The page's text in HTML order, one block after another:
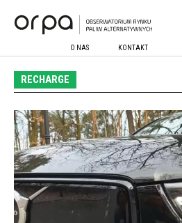
O NAS KONTAKT
RECHARGE